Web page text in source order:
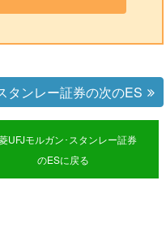
タンレー証券の次のES
UFJモルガン･スタンレー証券
のESに戻る